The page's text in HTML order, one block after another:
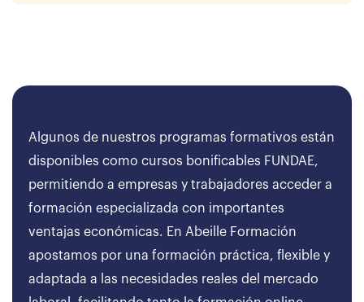
Algunos de nuestros programas formativos están
disponibles como cursos bonificables FUNDAE,
permitiendo a empresas y trabajadores acceder a
formación especializada con importantes
ventajas económicas. En Abeille Formación
apostamos por una formación práctica, flexible y
adaptada a las necesidades reales del mercado